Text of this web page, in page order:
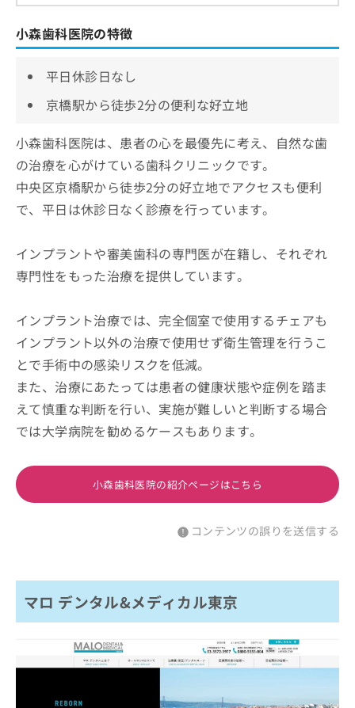
小森歯科医院の特徴
平日休診日なし
京橋駅から徒歩2分の便利な好立地
小森歯科医院は、患者の心を最優先に考え、自然な歯
の治療を心がけている歯科クリニックです。
中央区京橋駅から徒歩2分の好立地でアクセスも便利
で、平日は休診日なく診療を行っています。
インプラントや審美歯科の専門医が在籍し、それぞれ
専門性をもった治療を提供しています。
インプラント治療では、完全個室で使用するチェアも
インプラント以外の治療で使用せず衛生管理を行うこ
とで手術中の感染リスクを低減。
また、治療にあたっては患者の健康状態や症例を踏ま
えて慎重な判断を行い、実施が難しいと判断する場合
では大学病院を勧めるケースもあります。
小森歯科医院の紹介ページはこちら
コンテンツの誤りを送信する
マロ デンタル&メディカル東京